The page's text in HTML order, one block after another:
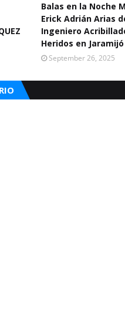
Balas en la Noche
Erick Adrián Arias
Ingeniero
Heridos en Jaramijó
September 26, 2025